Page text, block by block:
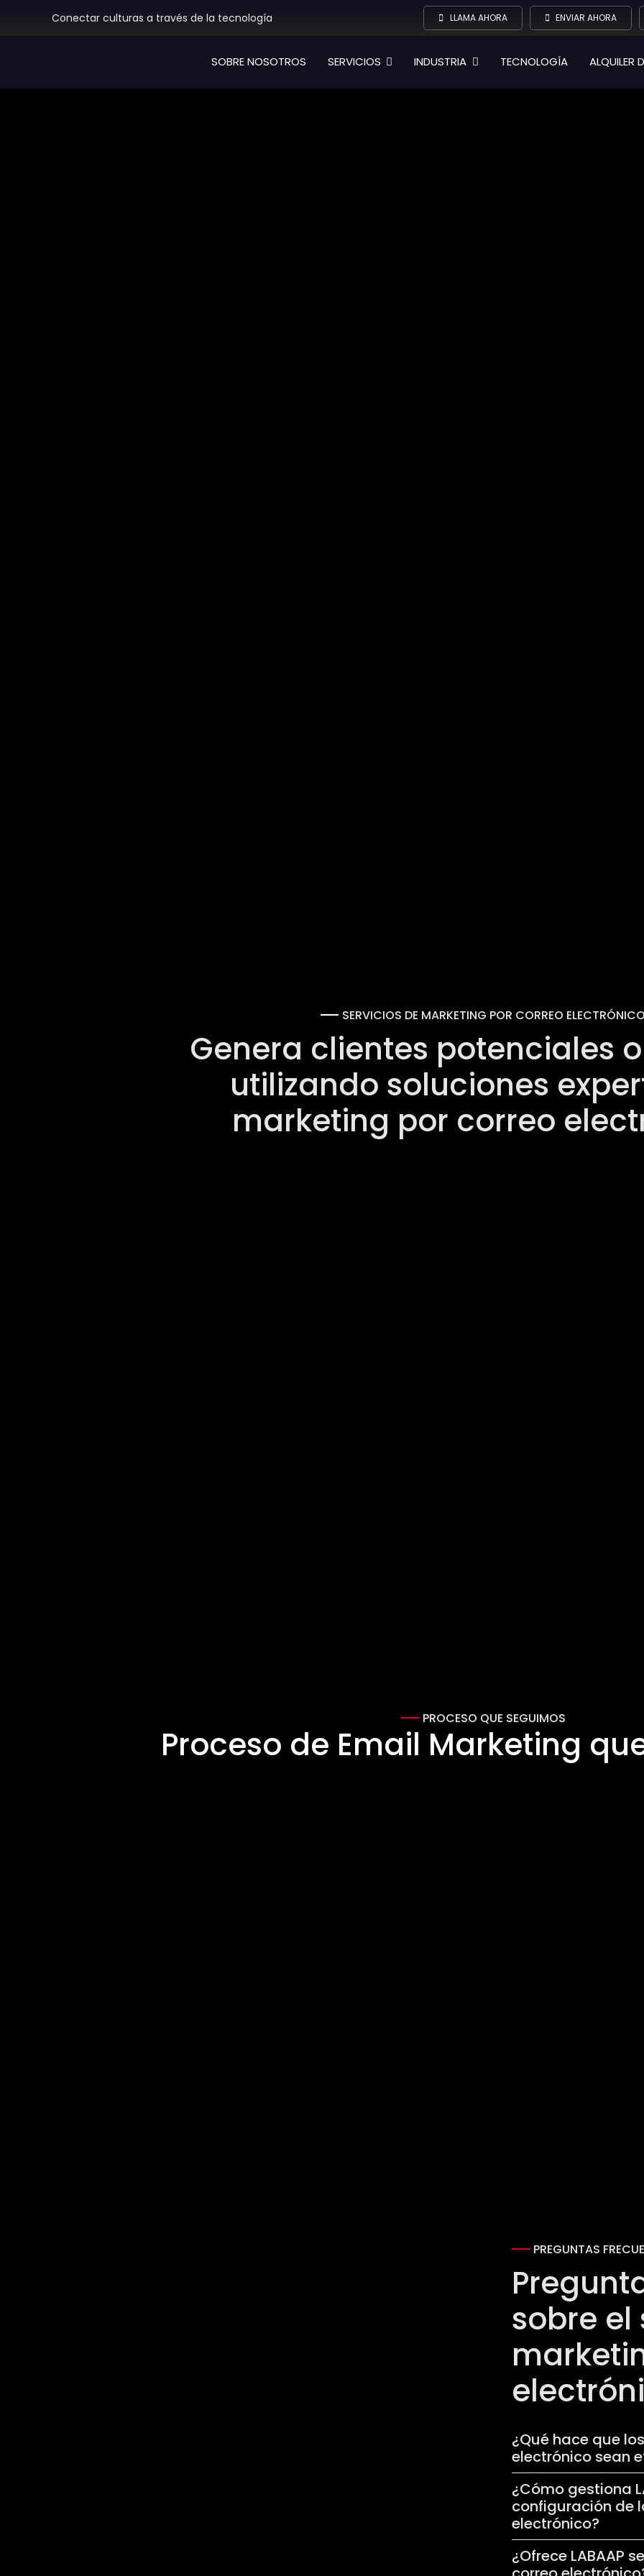
Conectar culturas a través de la tecnología LLAMA AHORA ENVIAR AHORA
SOBRE NOSOTROS SERVICIOS INDUSTRIA TECNOLOGÍA ALQUILER
SERVICIOS DE MARKETING POR CORREO ELECTRÓNICO
Genera clientes potenciales
utilizando soluciones
marketing por correo
PROCESO QUE SEGUIMOS
Proceso de Email Marketing
PREGUNTAS
sobre el
¿Qué hace que
electrónico sean
¿Cómo gestiona
configuración de
electrónico?
¿Ofrece LABAAP